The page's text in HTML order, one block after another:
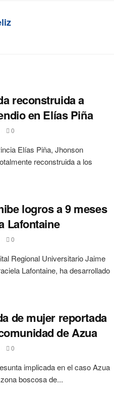
reconstruida a
en Elías Piña
0
Elías Piña, Jhonson
reconstruida a los
logros a 9 meses
Lafontaine
0
Regional Universitario Jaime
Lafontaine, ha desarrollado
de mujer reportada
de Azua
0
implicada en el caso Azua
boscosa de...